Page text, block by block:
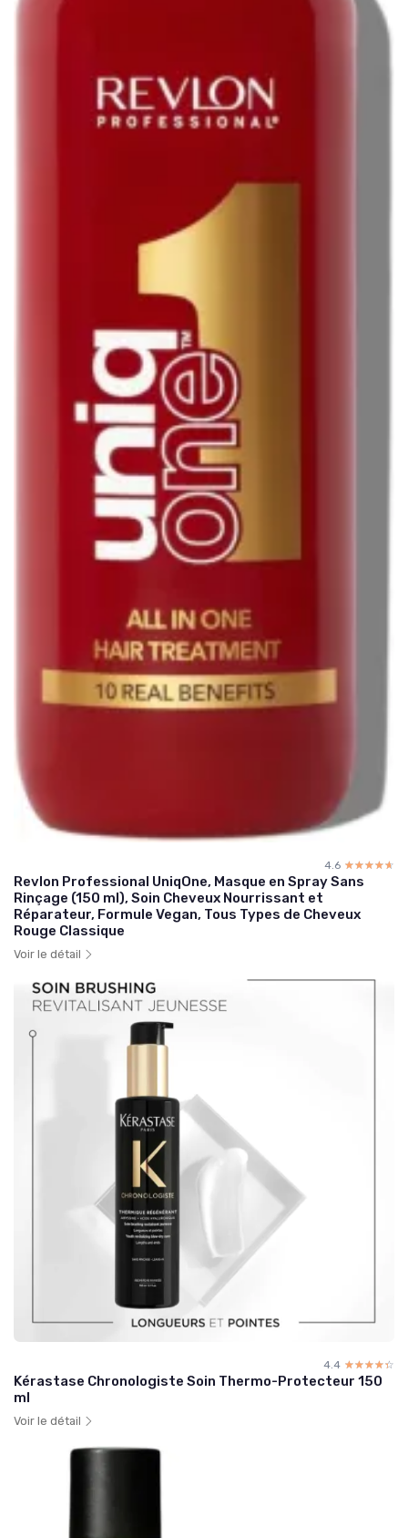
4.6 ☆☆☆☆☆
★★★★★
Revlon Professional UniqOne, Masque en Spray Sans
Rinçage (150 ml), Soin Cheveux Nourrissant et
Réparateur, Formule Vegan, Tous Types de Cheveux
Rouge Classique
Voir le détail
4.4 ☆☆☆☆☆
★★★★★
Kérastase Chronologiste Soin Thermo-Protecteur 150
ml
Voir le détail